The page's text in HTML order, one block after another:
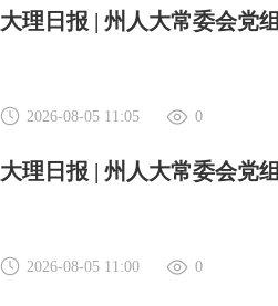
2026-08-05 11:05 0
大理日报 | 州人大常委会党
2026-08-05 11:00 0